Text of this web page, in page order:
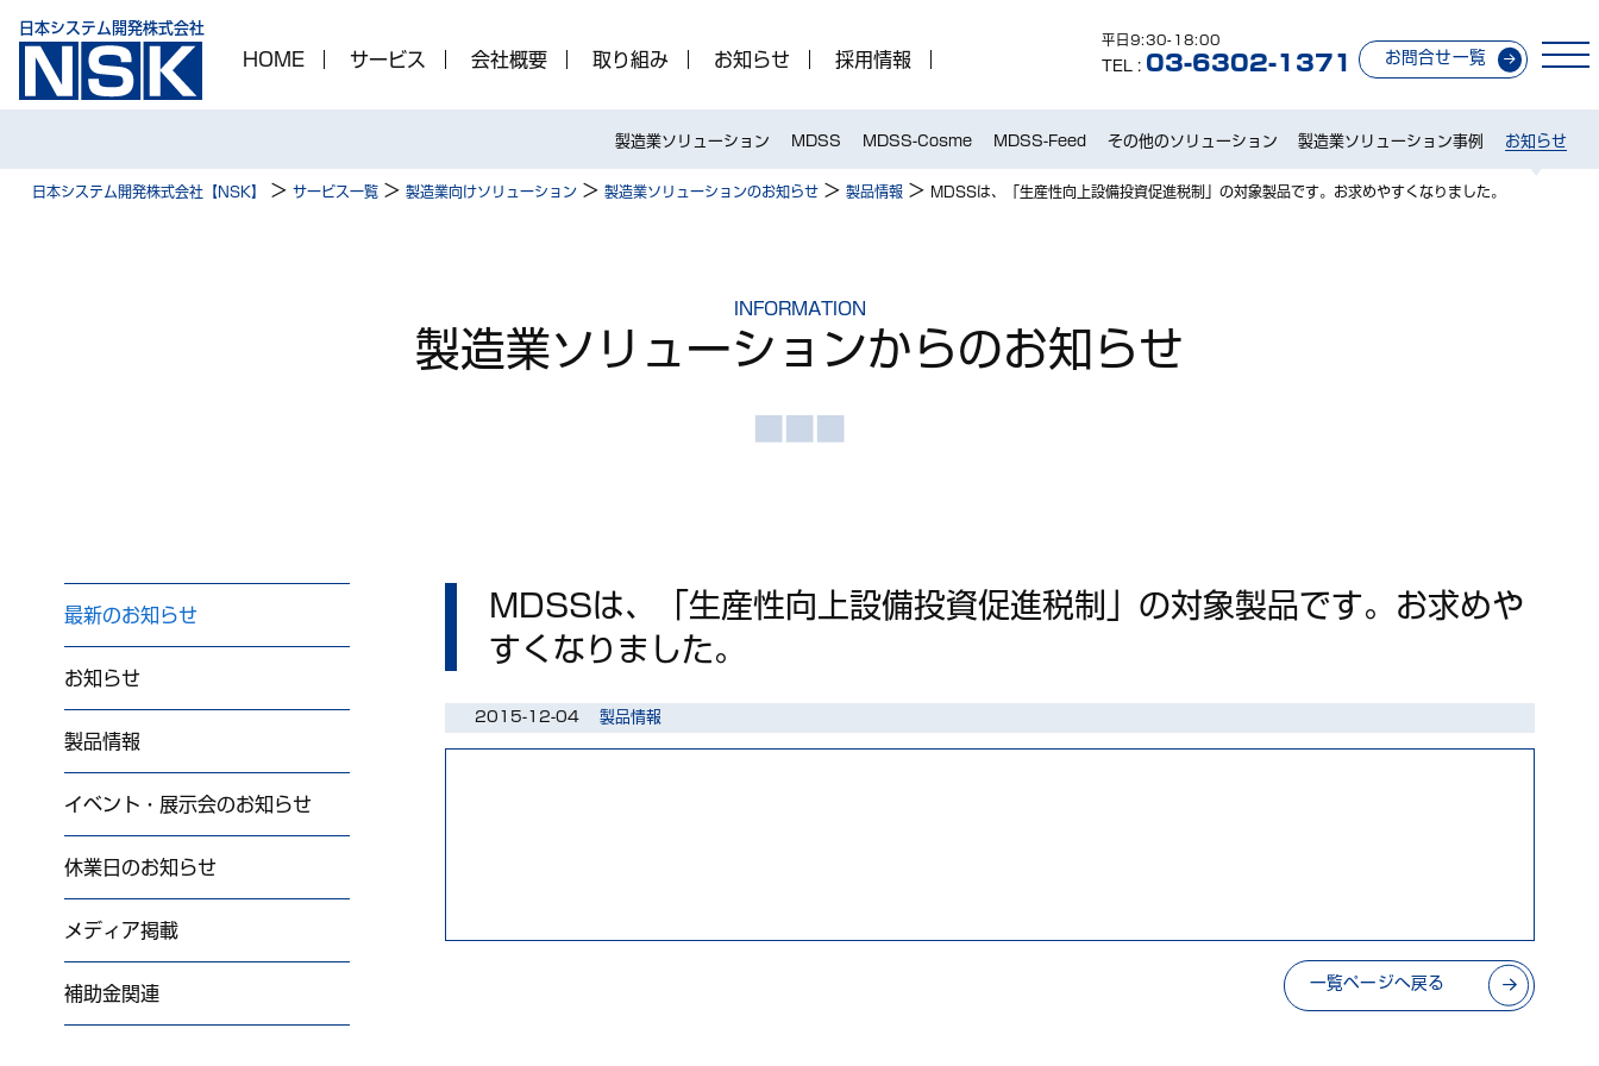
日本システム開発株式会社
HOME サービス 会社概要 取り組み お知らせ 採用情報
平日9:30-18:00
TEL : 03-6302-1371 お問合せ一覧
製造業ソリューション MDSS MDSS-Cosme MDSS-Feed その他のソリューション 製造業ソリューション事例 お知らせ
日本システム開発株式会社【NSK】 > サービス一覧> 製造業向けソリューション> 製造業ソリューションのお知らせ> 製品情報> MDSSは、「生産性向上設備投資促進税制」の対象製品です。お求めやすくなりました。
INFORMATION
製造業ソリューションからのお知らせ
最新のお知らせ
お知らせ
製品情報
イベント・展示会のお知らせ
休業日のお知らせ
メディア掲載
補助金関連
MDSSは、「生産性向上設備投資促進税制」の対象製品です。お求めや
すくなりました。
2015-12-04 製品情報
一覧ページへ戻る